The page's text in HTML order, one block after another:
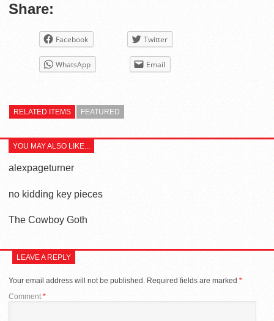
Share:
Facebook Twitter
WhatsApp Email
RELATED ITEMS FEATURED
YOU MAY ALSO LIKE...
alexpageturner
no kidding key pieces
The Cowboy Goth
LEAVE A REPLY
Your email address will not be published. Required fields are marked *
Comment*